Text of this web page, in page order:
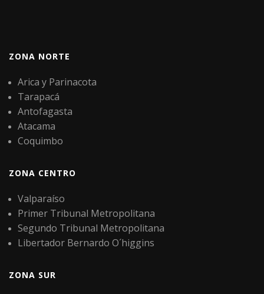
ZONA NORTE
Arica y Parinacota
Tarapacá
Antofagasta
Atacama
Coquimbo
ZONA CENTRO
Valparaíso
Primer Tribunal Metropolitana
Segundo Tribunal Metropolitana
Libertador Bernardo O´higgins
ZONA SUR